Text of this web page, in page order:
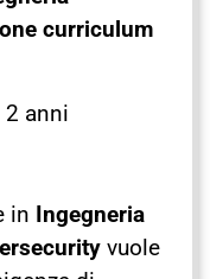
curriculum
2 anni
in Ingegneria
vuole